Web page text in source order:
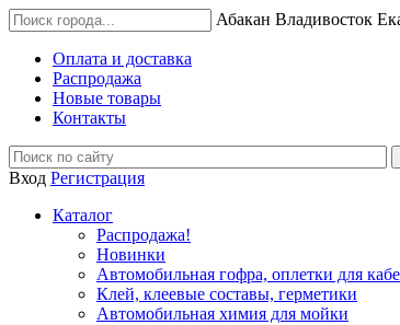
Абакан Владивосток
Оплата и доставка
Распродажа
Новые товары
Контакты
Вход Регистрация
Каталог
Распродажа!
Новинки
Автомобильная гофра, оплетки для
Клей, клеевые составы, герметики
Автомобильная химия для мойки